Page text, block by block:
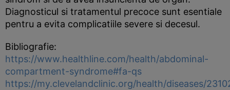
Diagnosticul si tratamentul precoce sunt esentiale
pentru a evita complicatiile severe si decesul.
Bibliografie:
https://www.healthline.com/health/abdominal-
compartment-syndrome#fa-qs
https://my.clevelandclinic.org/health/diseases/